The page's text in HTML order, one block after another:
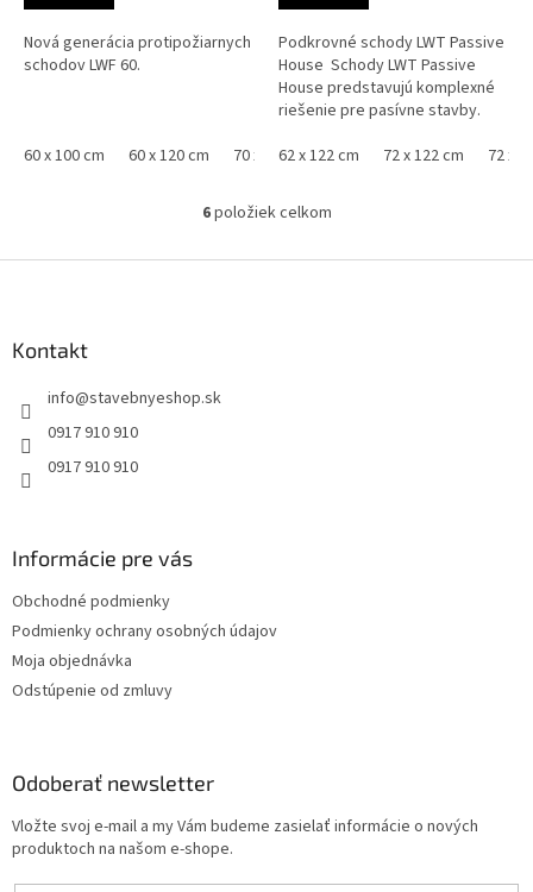
Nová generácia protipožiarnych
schodov LWF 60.
60 x 100 cm 60 x 120 cm 70 x 100 cm 70 x 120 cm 70 x 130 cm
Podkrovné schody LWT Passive
House Schody LWT Passive
House predstavujú komplexné
riešenie pre pasívne stavby.
termoizolačných...
62 x 122 cm 72 x 122 cm 72 x
O
l
s
6položiek celkom
Kontakt
info@stavebnyeshop.sk
0917 910 910
0917 910 910
Informácie pre vás
Obchodné podmienky
Podmienky ochrany osobných údajov
Moja objednávka
Odstúpenie od zmluvy
Odoberať newsletter
Vložte svoj e-mail a my Vám budeme zasielať informácie o nových
produktoch na našom e-shope.